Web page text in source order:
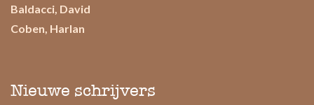
Baldacci, David
Coben, Harlan
Nieuwe schrijvers